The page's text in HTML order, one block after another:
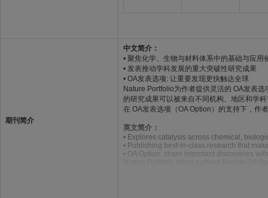
期刊简介
中文简介：
• 聚焦化学、生物与材料体系中的基础与应
• 发表推动学科发展的重大突破性研究成果
• OA发表选项: 让重要发现更快触达全球
Nature Portfolio为作者提供灵活的 OA发表
的研究成果可以被来自不同机构、地区和学
在 OA发表选项（OA Option）的支持下，作
英文简介：
• Explores catalysis across chemical,
• Publishing best-in-class research that
• OA Option: share important discoveries